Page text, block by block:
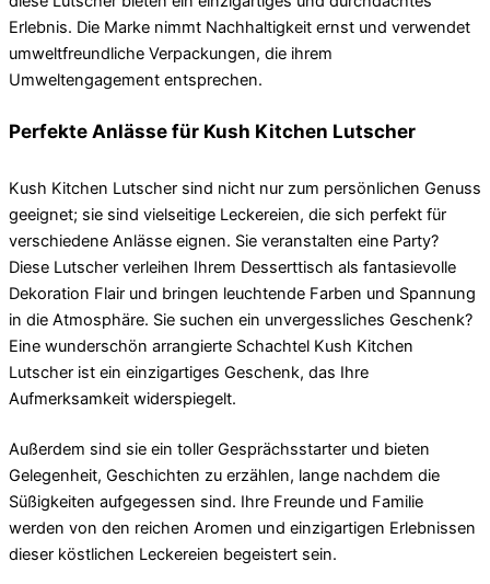
Erlebnis. Die Marke nimmt Nachhaltigkeit ernst und verwendet
umweltfreundliche Verpackungen, die ihrem
Umweltengagement entsprechen.
Perfekte Anlässe für Kush Kitchen Lutscher
Kush Kitchen Lutscher sind nicht nur zum persönlichen Genuss
geeignet; sie sind vielseitige Leckereien, die sich perfekt für
verschiedene Anlässe eignen. Sie veranstalten eine Party?
Diese Lutscher verleihen Ihrem Desserttisch als fantasievolle
Dekoration Flair und bringen leuchtende Farben und Spannung
in die Atmosphäre. Sie suchen ein unvergessliches Geschenk?
Eine wunderschön arrangierte Schachtel Kush Kitchen
Lutscher ist ein einzigartiges Geschenk, das Ihre
Aufmerksamkeit widerspiegelt.
Außerdem sind sie ein toller Gesprächsstarter und bieten
Gelegenheit, Geschichten zu erzählen, lange nachdem die
Süßigkeiten aufgegessen sind. Ihre Freunde und Familie
werden von den reichen Aromen und einzigartigen Erlebnissen
dieser köstlichen Leckereien begeistert sein.